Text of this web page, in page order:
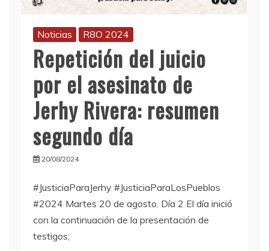
Noticias R8O 2024
Repetición del juicio
por el asesinato de
Jerhy Rivera: resumen
segundo día
20/08/2024
#JusticiaParaJerhy #JusticiaParaLosPueblos
#2024 Martes 20 de agosto. Día 2 El día inició
con la continuación de la presentación de
testigos;